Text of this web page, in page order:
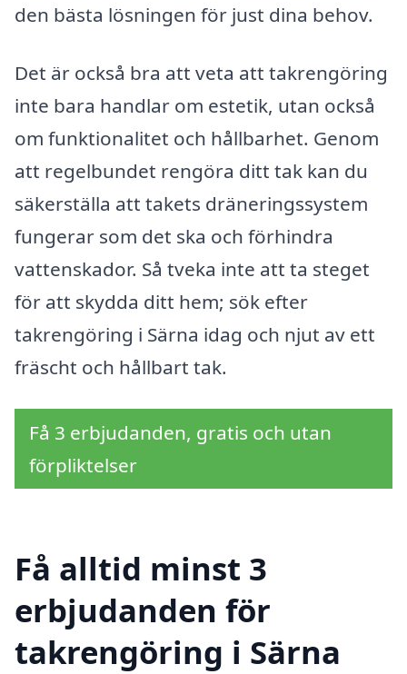
den bästa lösningen för just dina behov.
Det är också bra att veta att takrengöring
inte bara handlar om estetik, utan också
om funktionalitet och hållbarhet. Genom
att regelbundet rengöra ditt tak kan du
säkerställa att takets dräneringssystem
fungerar som det ska och förhindra
vattenskador. Så tveka inte att ta steget
för att skydda ditt hem; sök efter
takrengöring i Särna idag och njut av ett
fräscht och hållbart tak.
Få 3 erbjudanden, gratis och utan
förpliktelser
Få alltid minst 3
erbjudanden för
takrengöring i Särna